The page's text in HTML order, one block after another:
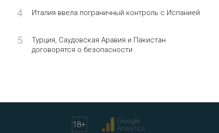
4 Италия ввела пограничный контроль с Испанией
5
Турция, Саудовская Аравия и Пакистан
договорятся о безопасности
18+